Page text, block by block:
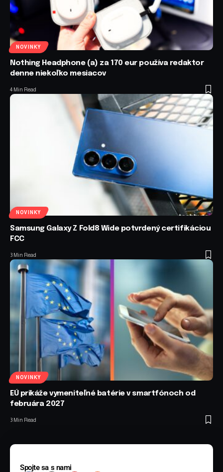
NOVINKY
Nothing Headphone (a) za 170 eur používa redaktor
denne niekoľko mesiacov
4 Min Read
NOVINKY
Samsung Galaxy Z Fold8 Wide potvrdený certifikáciou
FCC
3 Min Read
NOVINKY
EÚ prikáže vymeniteľné batérie v smartfónoch od
februára 2027
3 Min Read
Spojte sa s nami